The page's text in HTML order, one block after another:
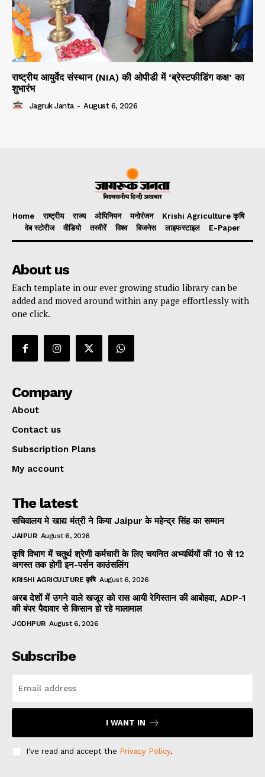
राष्ट्रीय आयुर्वेद संस्थान (NIA) की ओपीडी में ‘ब्रेस्टफीडिंग कक्ष’ का
शुभारंभ
Jagruk Janta - August 6, 2026
Home राष्ट्रीय राज्य ओपिनियन मनोरंजन
Krishi Agriculture कृषि
वेब स्टोरीज
वीडियो तस्वीरें विश्व बिजनेस लाइफस्टाइल E-Paper
About us
Each template in our ever growing studio library can be
added and moved around within any page effortlessly with
one click.
Company
About
Contact us
Subscription Plans
My account
The latest
सचिवालय मे खाद्य मंत्री ने किया Jaipur के महेन्द्र सिंह का सम्मान
JAIPUR August 6, 2026
कृषि विभाग में चतुर्थ श्रेणी कर्मचारी के लिए चयनित अभ्यर्थियों की 10 से 12
अगस्त तक होगी इन-पर्सन काउंसलिंग
KRISHI AGRICULTURE कृषि August 6, 2026
अरब देशों में उगने वाले खजूर को रास आयी रेगिस्तान की आबोहवा, ADP-1
की बंपर पैदावार से किसान हो रहे मालामाल
JODHPUR August 6, 2026
Subscribe
I WANT IN
I've read and accept the Privacy Policy.